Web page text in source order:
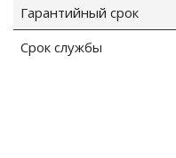
Гарантийный срок
Срок службы